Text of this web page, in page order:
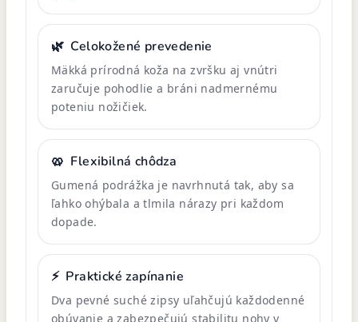
🌿 Celokožené prevedenie
Mäkká prírodná koža na zvršku aj vnútri
zaručuje pohodlie a bráni nadmernému
poteniu nožičiek.
🥨 Flexibilná chôdza
Gumená podrážka je navrhnutá tak, aby sa
ľahko ohýbala a tlmila nárazy pri každom
dopade.
⚡ Praktické zapínanie
Dva pevné suché zipsy uľahčujú každodenné
obúvanie a zabezpečujú stabilitu nohy v